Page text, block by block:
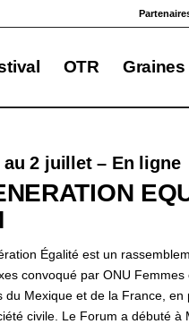
OTR Graines
au 2 juillet – En ligne
Égalité est un
convoqué par ONU
du Mexique et de la France, en
civile. Le Forum a débuté à